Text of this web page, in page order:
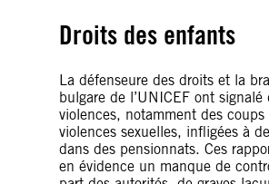
Droits des enfants
La défenseure des droits et la
bulgare de l’UNICEF ont signalé
violences, notamment des coups
violences sexuelles, infligées à
dans des pensionnats. Ces
en évidence un manque de